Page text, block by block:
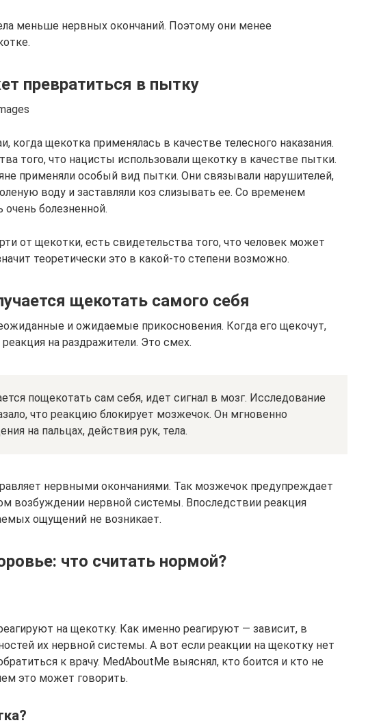
меньше нервных окончаний. Поэтому они менее
превратиться в пытку
когда щекотка применялась в качестве телесного наказания.
того, что нацисты использовали щекотку в качестве пытки.
применяли особый вид пытки. Они связывали нарушителей,
воду и заставляли коз слизывать ее. Со временем
болезненной.
от щекотки, есть свидетельства того, что человек может
теоретически это в какой-то степени возможно.
щекотать самого себя
и ожидаемые прикосновения. Когда его щекочут,
на раздражители. Это смех.
пощекотать сам себя, идет сигнал в мозг. Исследование
что реакцию блокирует мозжечок. Он мгновенно
на пальцах, действия рук, тела.
нервными окончаниями. Так мозжечок предупреждает
возбуждении нервной системы. Впоследствии реакция
ощущений не возникает.
что считать нормой?
на щекотку. Как именно реагируют — зависит, в
их нервной системы. А вот если реакции на щекотку нет
к врачу. MedAboutMe выяснял, кто боится и кто не
это может говорить.